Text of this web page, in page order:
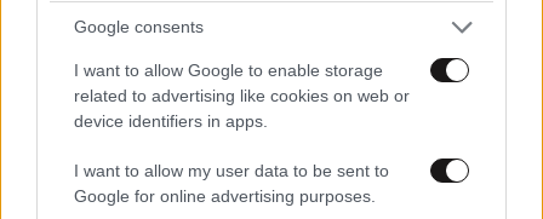
Google consents
I want to allow Google to enable storage
related to advertising like cookies on web or
device identifiers in apps.
I want to allow my user data to be sent to
Google for online advertising purposes.